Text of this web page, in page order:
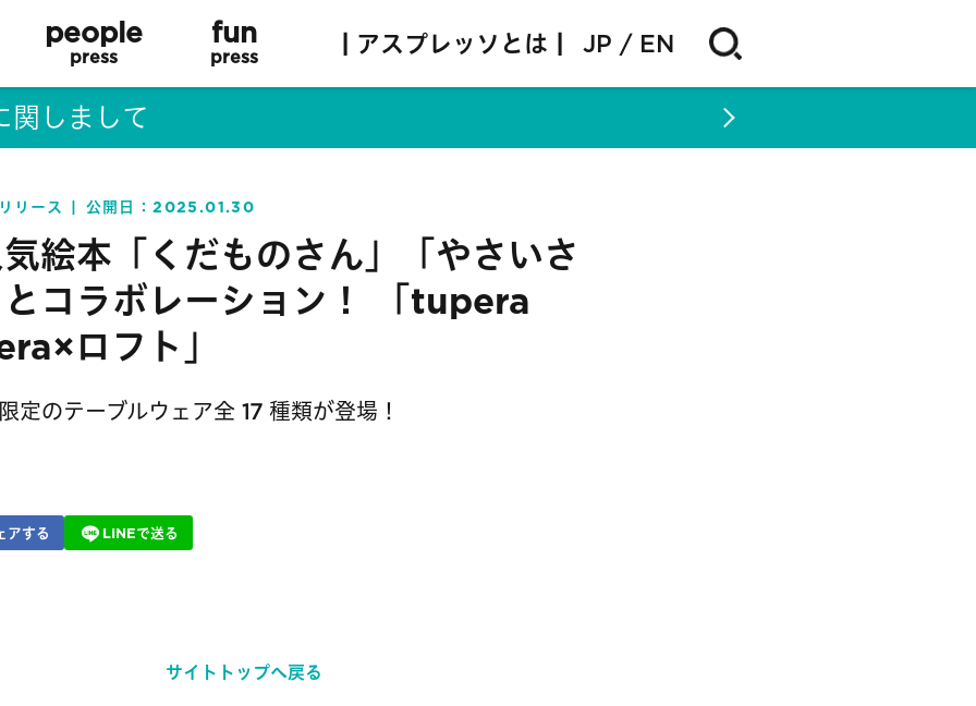
people
press
fun
press | アスプレッソとは | JP EN
関しまして
リース 公開日：2025.01.30
絵本「くだものさん」「やさいさ
コラボレーション！ 「tupera
ロフト」
定のテーブルウェア全 17 種類が登場！
アする LINEで送る
サイトトップへ戻る